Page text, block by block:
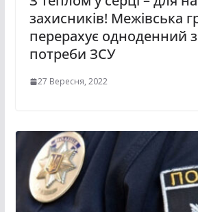
захисників! Межівська
перерахує одноденний
потреби ЗСУ
27 Вересня, 2022